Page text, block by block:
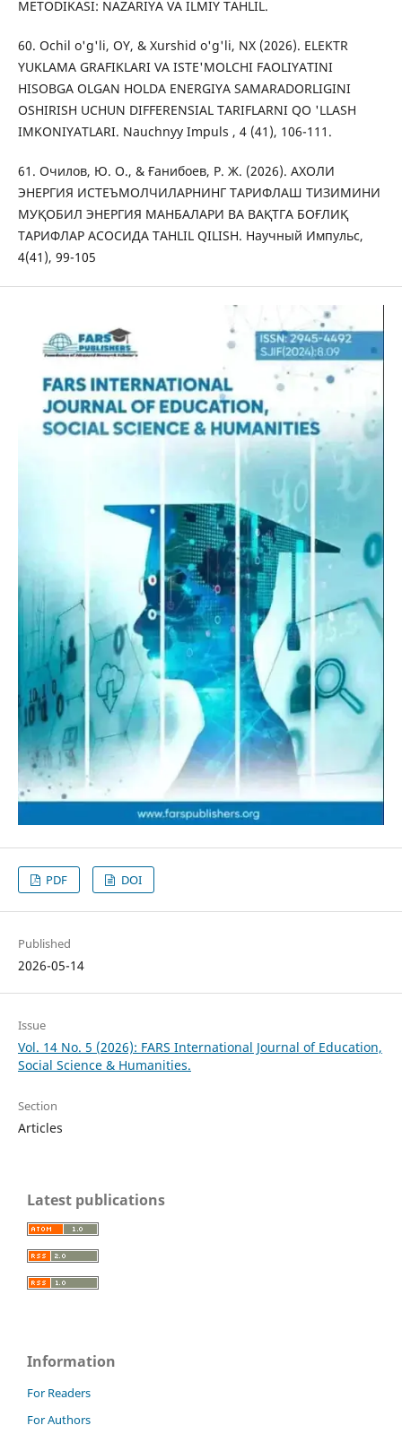
METODIKASI: NAZARIYA VA ILMIY TAHLIL.
60. Ochil o'g'li, OY, & Xurshid o'g'li, NX (2026). ELEKTR
YUKLAMA GRAFIKLARI VA ISTE'MOLCHI FAOLIYATINI
HISOBGA OLGAN HOLDA ENERGIYA SAMARADORLIGINI
OSHIRISH UCHUN DIFFERENSIAL TARIFLARNI QO 'LLASH
IMKONIYATLARI. Nauchnyy Impuls , 4 (41), 106-111.
61. Очилов, Ю. О., & Ғанибоев, Р. Ж. (2026). АХОЛИ
ЭНЕРГИЯ ИСТЕЪМОЛЧИЛАРНИНГ ТАРИФЛАШ ТИЗИМИНИ
МУҚОБИЛ ЭНЕРГИЯ МАНБАЛАРИ ВА ВАҚТГА БОҒЛИҚ
ТАРИФЛАР АСОСИДА TAHLIL QILISH. Научный Импульс,
4(41), 99-105
PDF DOI
Published
2026-05-14
Issue
Vol. 14 No. 5 (2026): FARS International Journal of Education,
Social Science & Humanities.
Section
Articles
Latest publications
Information
For Readers
For Authors